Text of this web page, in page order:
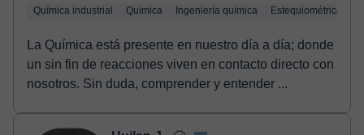
Química industrial Química Ingeniería química Estequiométrica
La Química está presente en nuestro día a día; donde
un sin fin de reacciones viven en contacto directo con
nosotros. Sin duda, comprender y entender ...